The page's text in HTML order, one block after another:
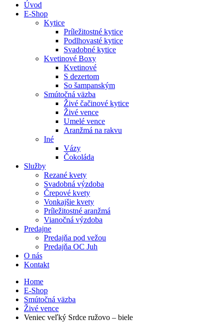
Úvod
E-Shop
Kytice
Príležitostné kytice
Podlhovasté kytice
Svadobné kytice
Kvetinové Boxy
Kvetinové
S dezertom
So šampanským
Smútočná väzba
Živé čačinové kytice
Živé vence
Umelé vence
Aranžmá na rakvu
Iné
Vázy
Čokoláda
Služby
Rezané kvety
Svadobná výzdoba
Črepové kvety
Vonkajšie kvety
Príležitostné aranžmá
Vianočná výzdoba
Predajne
Predajňa pod vežou
Predajňa OC Juh
O nás
Kontakt
Home
E-Shop
Smútočná väzba
Živé vence
Veniec veľký Srdce ružovo – biele